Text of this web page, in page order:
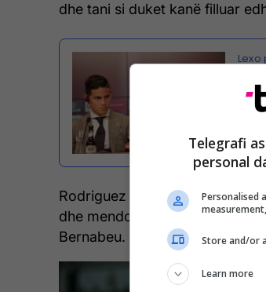
dhe tani si duket kanë filluar
Rodriguez nuk po kalon kohë
dhe mendohet se ka shprehur
Bernabeu.
Telegrafi
personal
Personalised
Store and/or
Learn more